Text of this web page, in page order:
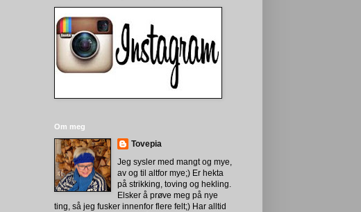
Om meg
Tovepia
Jeg sysler med mangt og mye,
av og til altfor mye;) Er hekta
på strikking, toving og hekling.
Elsker å prøve meg på nye
ting, så jeg fusker innenfor flere felt;) Har alltid